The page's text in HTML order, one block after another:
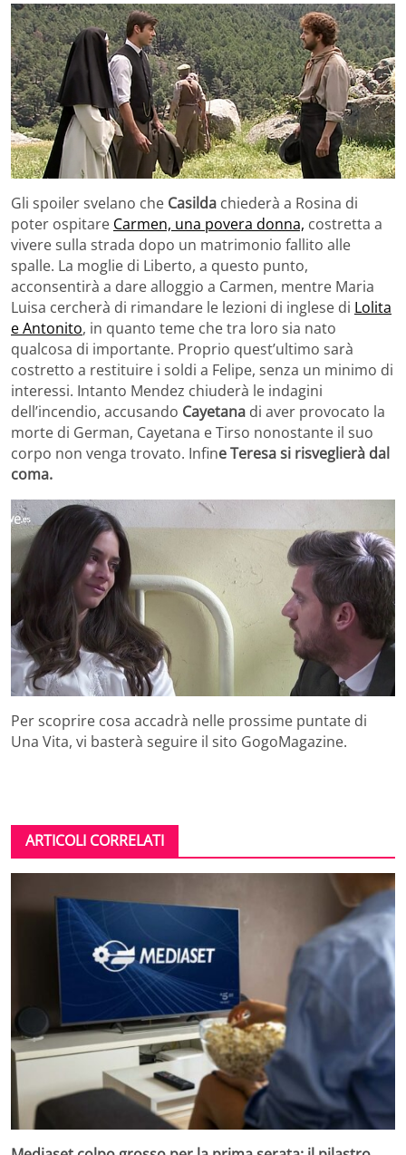
Gli spoiler svelano che Casilda chiederà a Rosina di
poter ospitare Carmen, una povera donna, costretta a
vivere sulla strada dopo un matrimonio fallito alle
spalle. La moglie di Liberto, a questo punto,
acconsentirà a dare alloggio a Carmen, mentre Maria
Luisa cercherà di rimandare le lezioni di inglese di Lolita
e Antonito, in quanto teme che tra loro sia nato
qualcosa di importante. Proprio quest’ultimo sarà
costretto a restituire i soldi a Felipe, senza un minimo di
interessi. Intanto Mendez chiuderà le indagini
dell’incendio, accusando Cayetana di aver provocato la
morte di German, Cayetana e Tirso nonostante il suo
corpo non venga trovato. Infine Teresa si risveglierà dal
coma.
Per scoprire cosa accadrà nelle prossime puntate di
Una Vita, vi basterà seguire il sito GogoMagazine.
ARTICOLI CORRELATI